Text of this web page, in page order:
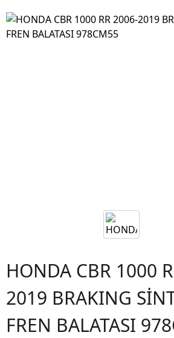
HONDA CBR 1000
2019 BRAKING
FREN BALATASI